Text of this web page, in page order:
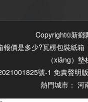
Copyright©新鄉
價是多少?瓦楞包裝紙
（xiāng）
號-1 免責聲明
熱門城市： 河